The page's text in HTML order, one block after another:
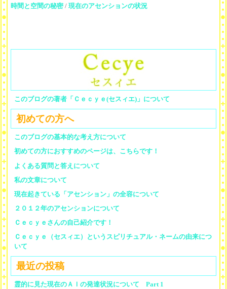
時間と空間の秘密/ 現在のアセンションの状況
このブログの著者「Ｃｅｃｙｅ(セスィエ)」について
初めての方へ
このブログの基本的な考え方について
初めての方におすすめのページは、こちらです！
よくある質問と答えについて
私の文章について
現在起きている「アセンション」の全容について
２０１２年のアセンションについて
Ｃｅｃｙｅさんの自己紹介です！
Ｃｅｃｙｅ（セスィエ）というスピリチュアル・ネームの由来につ
いて
最近の投稿
霊的に見た現在のＡＩの発達状況について Part 1